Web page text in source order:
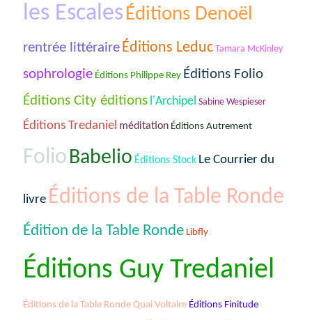
les Escales Éditions Denoël
rentrée littéraire Éditions Leduc Tamara McKinley
sophrologie Éditions Philippe Rey Éditions Folio
Éditions City éditions l'Archipel Sabine Wespieser
Éditions Tredaniel méditation Éditions Autrement
FolioBabelio Éditions Stock Le Courrier du
livre Éditions de la Table Ronde
Édition de la Table Ronde Libfly
Éditions Guy Tredaniel
Éditions de la Table Ronde Quai Voltaire Éditions Finitude